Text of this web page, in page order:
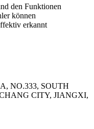
den Funktionen
können
erkannt
NO.333, SOUTH
CITY, JIANGXI,